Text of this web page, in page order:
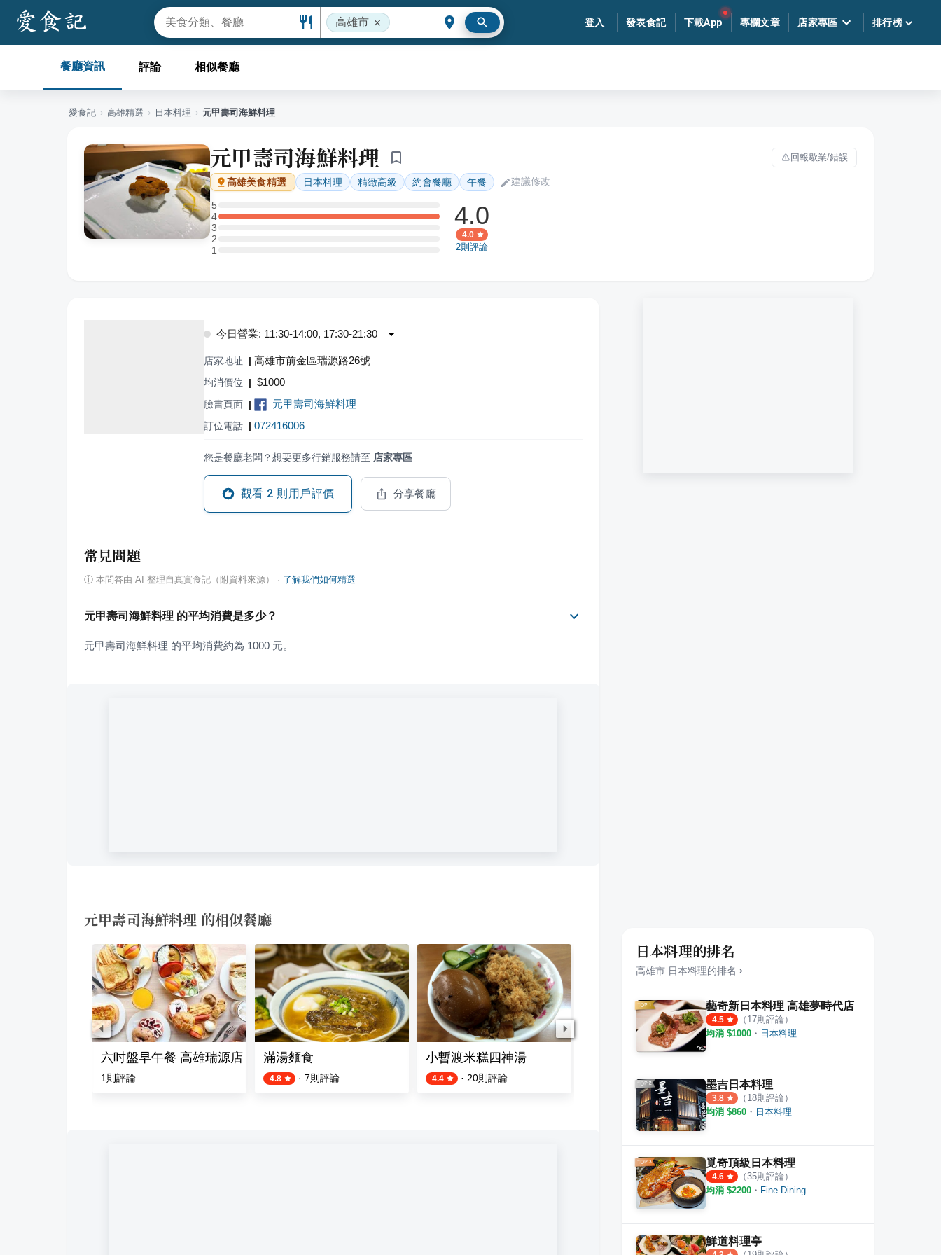
高雄市 登入 發表食記 下載App 專欄文章 店家專區 排行榜
餐廳資訊 評論 相似餐廳
愛食記 › 高雄精選 › 日本料理 › 元甲壽司海鮮料理
元甲壽司海鮮料理 回報歇業/錯誤
高雄美食精選 日本料理 精緻高級 約會餐廳 午餐 建議修改
5
5 星：0 則評論
4
4 星：1 則評論
3
3 星：0 則評論
2
2 星：0 則評論
11 星：0 則評論
4.0
4.0
2則評論
今日營業: 11:30-14:00, 17:30-21:30
店家地址 | 高雄市前金區瑞源路26號
均消價位 | $1000
臉書頁面 | 元甲壽司海鮮料理
訂位電話 | 072416006
您是餐廳老闆？想要更多行銷服務請至 店家專區
觀看 2 則用戶評價 分享餐廳
常見問題
ⓘ 本問答由 AI 整理自真實食記（附資料來源） · 了解我們如何精選
元甲壽司海鮮料理 的平均消費是多少？
元甲壽司海鮮料理 的平均消費約為 1000 元。
元甲壽司海鮮料理 的相似餐廳
六吋盤早午餐 高雄瑞源店
1 則評論
滿湯麵食
4.8 · 7則評論
小暫渡米糕四神湯
4.4 · 20則評論 則評論 4.5
日本料理的排名
高雄市 日本料理的排名 ›
藝奇新日本料理 高雄夢時代店
4.5 （ 17則評論）
均消 $1000 ・ 日本料理
墨吉日本料理
3.8 （ 18則評論）
均消 $860 ・ 日本料理
覓奇頂級日本料理
4.6 （35則評論）
均消 $2200 ・ Fine Dining
鮮道料理亭